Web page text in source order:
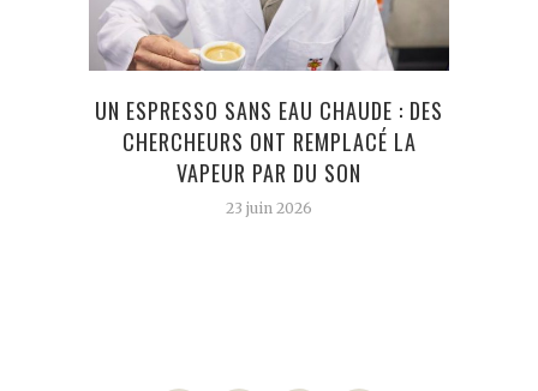
UN ESPRESSO SANS EAU CHAUDE : DES
CHERCHEURS ONT REMPLACÉ LA
VAPEUR PAR DU SON
23 juin 2026